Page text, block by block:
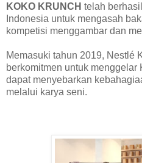
KOKO KRUNCH telah
Indonesia untuk mengasah
kompetisi menggambar dan
Memasuki tahun 2019, Nestlé
berkomitmen untuk
dapat menyebarkan
melalui karya seni.